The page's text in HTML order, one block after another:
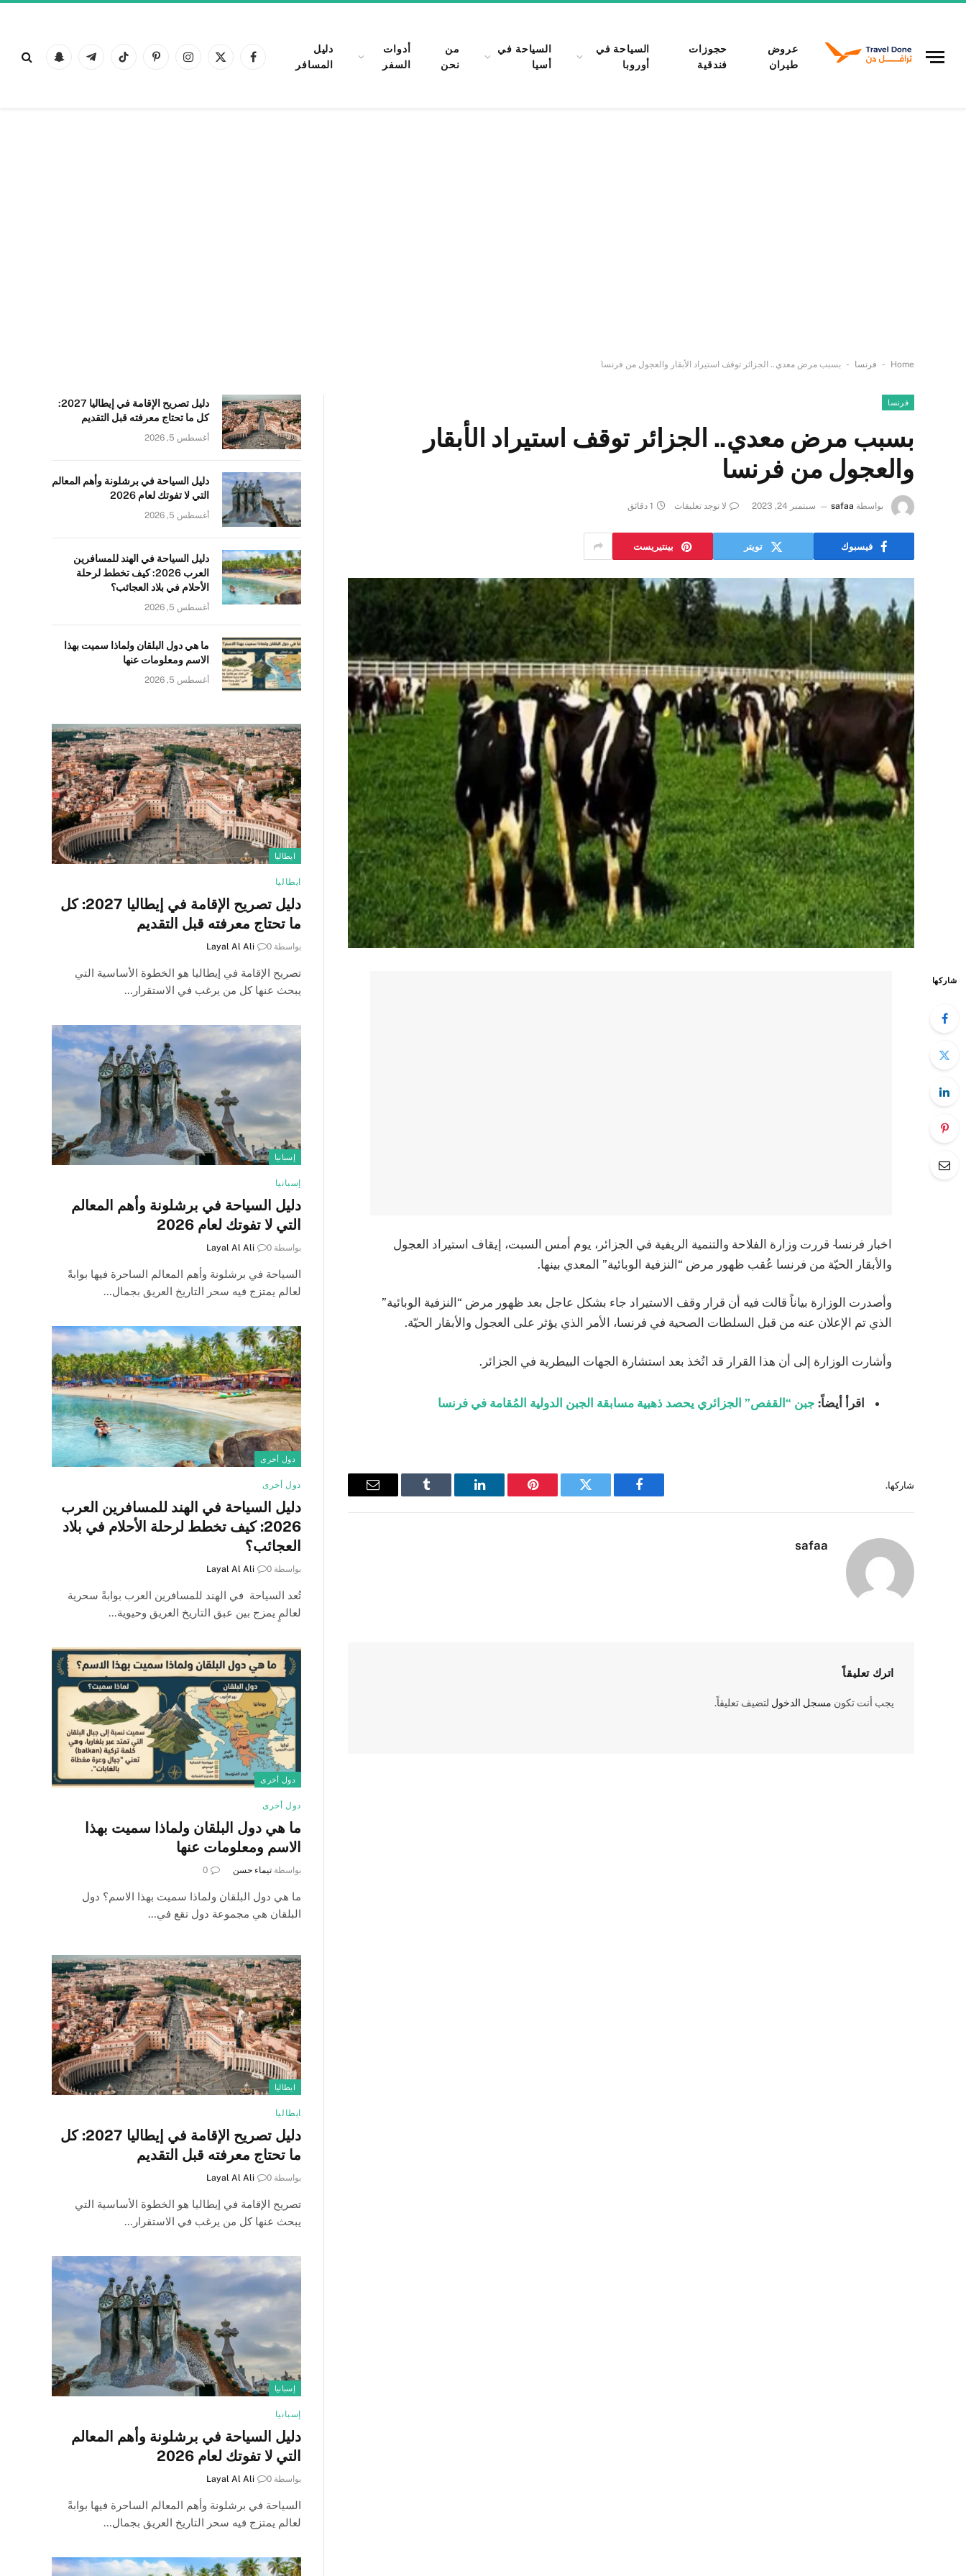
عروض
طيران
حجوزات
فندقية
السياحة في
أوروبا
السياحة في
أسيا
من
نحن
أدوات
السفر
دليل
المسافر
فيسبوكX
الانستغرامبينتيريستتيكتوك تيلقرام Snapchat
Home
- فرنسا - بسبب مرض معدي.. الجزائر توقف استيراد الأبقار والعجول من فرنسا
فرنسا
بسبب مرض معدي.. الجزائر توقف استيراد الأبقار
والعجول من فرنسا
بواسطة safaa سبتمبر 24, 2023 لا توجد تعليقات 1 دقائق
فيسبوك تويتر بينتيريست
شاركها
اخبار فرنسا- قررت وزارة الفلاحة والتنمية الريفية في الجزائر، يوم أمس السبت، إيقاف استيراد العجول
والأبقار الحيّة من فرنسا عُقب ظهور مرض “النزفية الوبائية” المعدي بينها.
وأصدرت الوزارة بياناً قالت فيه أن قرار وقف الاستيراد جاء بشكل عاجل بعد ظهور مرض “النزفية الوبائية”
الذي تم الإعلان عنه من قبل السلطات الصحية في فرنسا، الأمر الذي يؤثر على العجول والأبقار الحيّة.
وأشارت الوزارة إلى أن هذا القرار قد اتُخذ بعد استشارة الجهات البيطرية في الجزائر.
اقرأ أيضاً: جبن “القفص” الجزائري يحصد ذهبية مسابقة الجبن الدولية المُقامة في فرنسا
شاركها.
فيسبوك تويتر بينتيريستلينكدإن Tumblr
البريد
safaa
اترك تعليقاً
يجب أنت تكون مسجل الدخول لتضيف تعليقاً.
دليل تصريح الإقامة في إيطاليا 2027:
كل ما تحتاج معرفته قبل التقديم
أغسطس 5, 2026
دليل السياحة في برشلونة وأهم المعالم
التي لا تفوتك لعام 2026
أغسطس 5, 2026
دليل السياحة في الهند للمسافرين
العرب 2026: كيف تخطط لرحلة
الأحلام في بلاد العجائب؟
أغسطس 5, 2026
ما هي دول البلقان ولماذا سميت بهذا
الاسم ومعلومات عنها
أغسطس 5, 2026
ايطاليا
ايطاليا
دليل تصريح الإقامة في إيطاليا 2027: كل
ما تحتاج معرفته قبل التقديم
بواسطة Layal Al Ali 0
تصريح الإقامة في إيطاليا هو الخطوة الأساسية التي
يبحث عنها كل من يرغب في الاستقرار…
إسبانيا
إسبانيا
دليل السياحة في برشلونة وأهم المعالم
التي لا تفوتك لعام 2026
بواسطة Layal Al Ali 0
السياحة في برشلونة وأهم المعالم الساحرة فيها بوابةً
لعالم يمتزج فيه سحر التاريخ العريق بجمال…
دول أخرى
دول أخرى
دليل السياحة في الهند للمسافرين العرب
2026: كيف تخطط لرحلة الأحلام في بلاد
العجائب؟
بواسطة Layal Al Ali 0
تُعد السياحة في الهند للمسافرين العرب بوابةً سحرية
لعالمٍ يمزج بين عبق التاريخ العريق وحيوية…
دول أخرى
دول أخرى
ما هي دول البلقان ولماذا سميت بهذا
الاسم ومعلومات عنها
بواسطة تيماء حسن 0
ما هي دول البلقان ولماذا سميت بهذا الاسم؟ دول
البلقان هي مجموعة دول تقع في…
ايطاليا
ايطاليا
دليل تصريح الإقامة في إيطاليا 2027: كل
ما تحتاج معرفته قبل التقديم
بواسطة Layal Al Ali 0
تصريح الإقامة في إيطاليا هو الخطوة الأساسية التي
يبحث عنها كل من يرغب في الاستقرار…
إسبانيا
إسبانيا
دليل السياحة في برشلونة وأهم المعالم
التي لا تفوتك لعام 2026
بواسطة Layal Al Ali 0
السياحة في برشلونة وأهم المعالم الساحرة فيها بوابةً
لعالم يمتزج فيه سحر التاريخ العريق بجمال…